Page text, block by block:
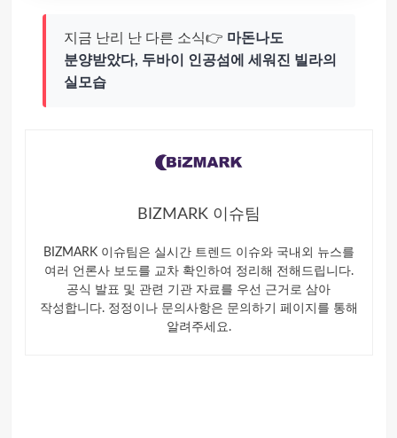
지금 난리 난 다른 소식👉 마돈나도
분양받았다, 두바이 인공섬에 세워진 빌라의
실모습
BIZMARK 이슈팀
BIZMARK 이슈팀은 실시간 트렌드 이슈와 국내외 뉴스를
여러 언론사 보도를 교차 확인하여 정리해 전해드립니다.
공식 발표 및 관련 기관 자료를 우선 근거로 삼아
작성합니다. 정정이나 문의사항은 문의하기 페이지를 통해
알려주세요.